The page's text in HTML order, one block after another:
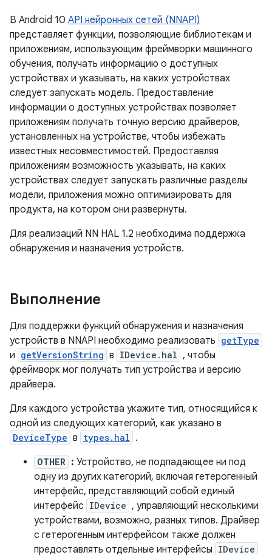
В Android 10 API нейронных сетей (NNAPI)
представляет функции, позволяющие библиотекам и
приложениям, использующим фреймворки машинного
обучения, получать информацию о доступных
устройствах и указывать, на каких устройствах
следует запускать модель. Предоставление
информации о доступных устройствах позволяет
приложениям получать точную версию драйверов,
установленных на устройстве, чтобы избежать
известных несовместимостей. Предоставляя
приложениям возможность указывать, на каких
устройствах следует запускать различные разделы
модели, приложения можно оптимизировать для
продукта, на котором они развернуты.
Для реализаций NN HAL 1.2 необходима поддержка
обнаружения и назначения устройств.
Выполнение
Для поддержки функций обнаружения и назначения
устройств в NNAPI необходимо реализовать getType
и getVersionString в IDevice.hal , чтобы
фреймворк мог получать тип устройства и версию
драйвера.
Для каждого устройства укажите тип, относящийся к
одной из следующих категорий, как указано в
DeviceType в types.hal .
OTHER : Устройство, не подпадающее ни под
одну из других категорий, включая гетерогенный
интерфейс, представляющий собой единый
интерфейс IDevice , управляющий несколькими
устройствами, возможно, разных типов. Драйвер
с гетерогенным интерфейсом также должен
предоставлять отдельные интерфейсы IDevice